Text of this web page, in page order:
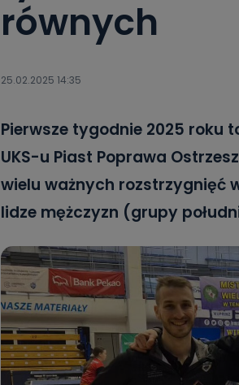
równych
25.02.2025 14:35
Pierwsze tygodnie 2025 roku
UKS-u Piast Poprawa
wielu ważnych rozstrzygnięć
lidze mężczyzn (grupy